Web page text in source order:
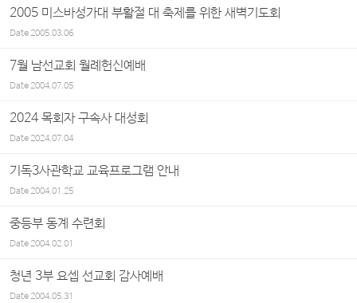
2005 미스바성가대 부활절 대 축제를 위한 새벽기도회
Date2005.03.06
7월 남선교회 월례헌신예배
Date2004.07.05
2024 목회자 구속사 대성회
Date2024.07.04
기독3사관학교 교육프로그램 안내
Date2004.01.25
중등부 동계 수련회
Date2004.02.01
청년 3부 요셉 선교회 감사예배
Date2004.05.31